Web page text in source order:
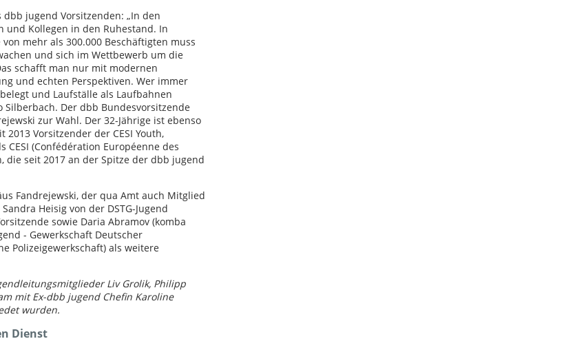
jugend Vorsitzenden: „In den
und Kollegen in den Ruhestand. In
mehr als 300.000 Beschäftigten muss
und sich im Wettbewerb um die
schafft man nur mit modernen
und echten Perspektiven. Wer immer
und Laufställe als Laufbahnen
Der dbb Bundesvorsitzende
zur Wahl. Der 32-Jährige ist ebenso
Vorsitzender der CESI Youth,
(Confédération Européenne des
die seit 2017 an der Spitze der dbb jugend
Fandrejewski, der qua Amt auch Mitglied
Heisig von der DSTG-Jugend
sowie Daria Abramov (komba
- Gewerkschaft Deutscher
Polizeigewerkschaft) als weitere
Liv Grolik, Philipp
mit Ex-dbb jugend Chefin Karoline
wurden.
Dienst